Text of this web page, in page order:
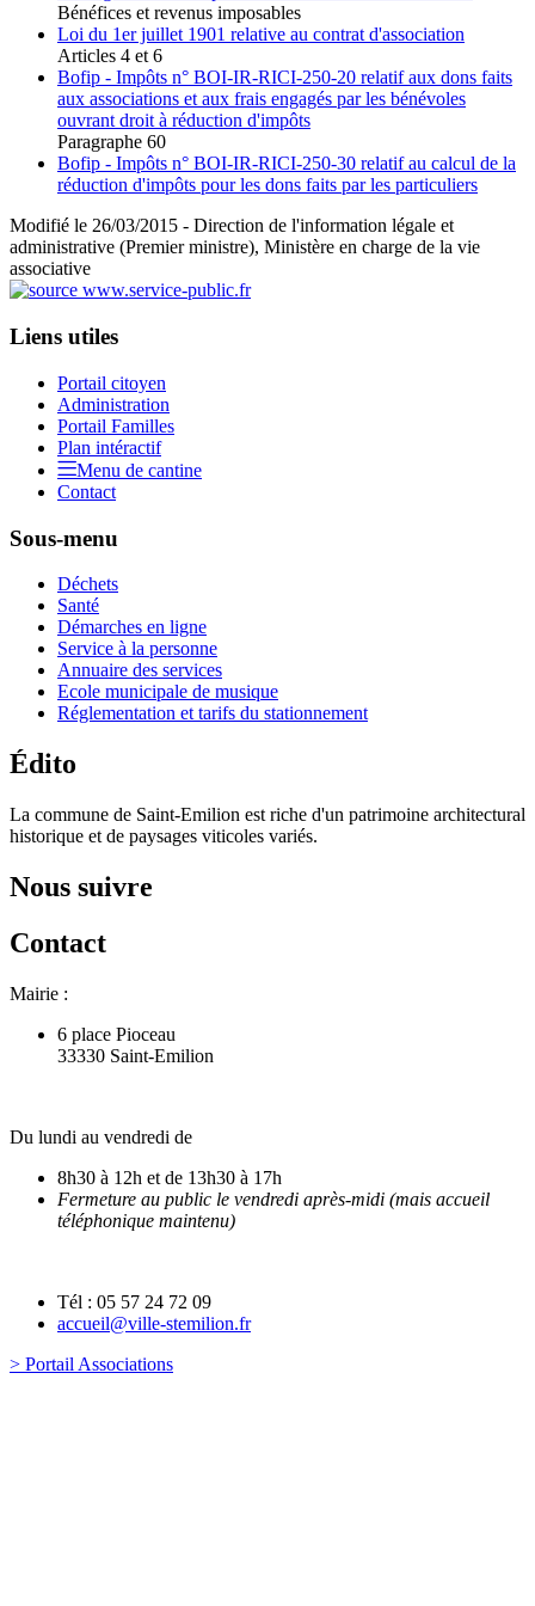
Bénéfices et revenus imposables
Loi du 1er juillet 1901 relative au contrat d'association
Articles 4 et 6
Bofip - Impôts n° BOI-IR-RICI-250-20 relatif aux dons faits
aux associations et aux frais engagés par les bénévoles
ouvrant droit à réduction d'impôts
Paragraphe 60
Bofip - Impôts n° BOI-IR-RICI-250-30 relatif au calcul de la
réduction d'impôts pour les dons faits par les particuliers
Modifié le 26/03/2015 - Direction de l'information légale et
administrative (Premier ministre), Ministère en charge de la vie
associative
Liens utiles
Portail citoyen
Administration
Portail Familles
Plan intéractif
Menu de cantine
Contact
Sous-menu
Déchets
Santé
Démarches en ligne
Service à la personne
Annuaire des services
Ecole municipale de musique
Réglementation et tarifs du stationnement
Édito
La commune de Saint-Emilion est riche d'un patrimoine architectural
historique et de paysages viticoles variés.
Nous suivre
Contact
Mairie :
6 place Pioceau
33330 Saint-Emilion
Du lundi au vendredi de
8h30 à 12h et de 13h30 à 17h
Fermeture au public le vendredi après-midi (mais accueil
téléphonique maintenu)
Tél : 05 57 24 72 09
accueil@ville-stemilion.fr
> Portail Associations